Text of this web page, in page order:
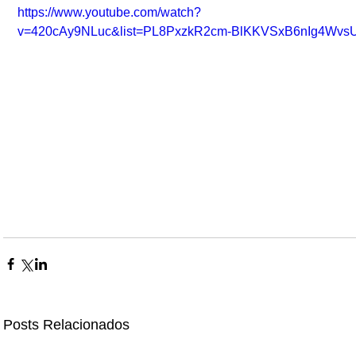
https://www.youtube.com/watch?
v=420cAy9NLuc&list=PL8PxzkR2cm-
Posts Relacionados